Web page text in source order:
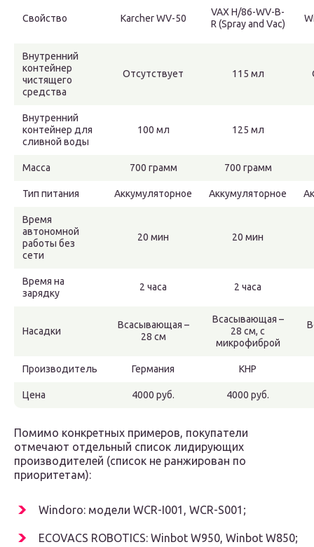
Свойство Karcher WV-50
VAX H/86-WV-B-
R (Spray and Vac)
Внутренний
контейнер
чистящего
средства
Отсутствует 115 мл
Внутренний
контейнер для
сливной воды
100 мл 125 мл
Масса 700 грамм 700 грамм
Тип питания Аккумуляторное Аккумуляторное
Время
автономной
работы без
сети
20 мин 20 мин
Время на
зарядку
2 часа 2 часа
Насадки
Всасывающая –
28 см
Всасывающая –
28 см, с
микрофиброй
Производитель Германия КНР
Цена 4000 руб. 4000 руб.
Помимо конкретных примеров, покупатели
отмечают отдельный список лидирующих
производителей (список не ранжирован по
приоритетам):
Windoro: модели WCR-I001, WCR-S001;
ECOVACS ROBOTICS: Winbot W950, Winbot W850;